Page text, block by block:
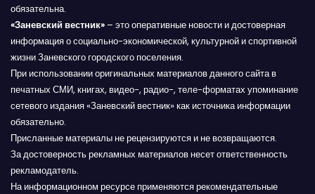
обязательна.
«Заневский вестник» – это оперативные новости и достоверная
информация о социально-экономической, культурной и спортивной
жизни Заневского городского поселения.
При использовании оригинальных материалов данного сайта в
печатных СМИ, книгах, видео-, радио-, теле-форматах упоминание
сетевого издания «Заневский вестник» как источника информации
обязательно.
Присланные материалы не рецензируются и не возвращаются.
За достоверность рекламных материалов несет ответственность
рекламодатель.
На информационном ресурсе применяются рекомендательные